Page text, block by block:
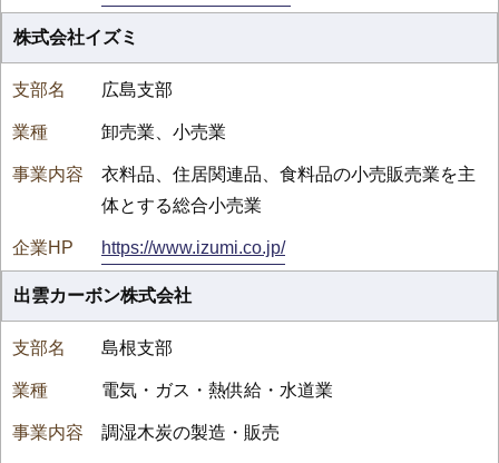
株式会社イズミ
広島支部
卸売業、小売業
衣料品、住居関連品、食料品の小売販売業を主
体とする総合小売業
https://www.izumi.co.jp/
出雲カーボン株式会社
島根支部
電気・ガス・熱供給・水道業
調湿木炭の製造・販売